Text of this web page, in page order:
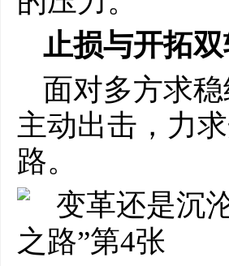
止损与开拓
面对多方求
主动出击，力
路。